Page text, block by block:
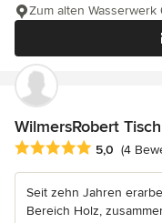
Zum alten Wasserwerk
WilmersRobert
Durchschnittliche
5,0 (4
Seit zehn Jahren
Bereich Holz,